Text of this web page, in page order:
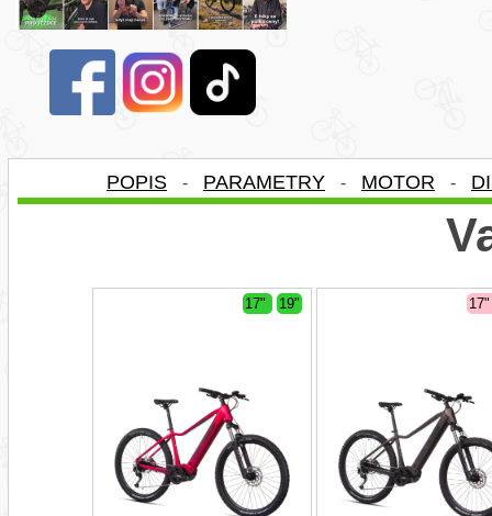
POPIS - PARAMETRY - MOTOR -
17" 19"